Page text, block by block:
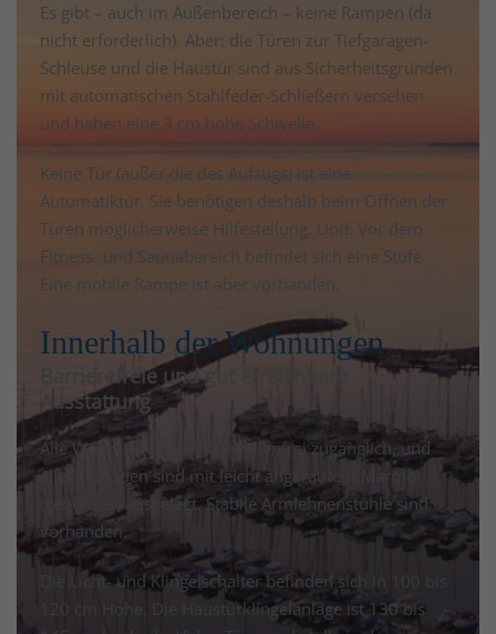
Es gibt – auch im Außenbereich – keine Rampen (da
nicht erforderlich). Aber: die Türen zur Tiefgaragen-
Schleuse und die Haustür sind aus Sicherheitsgründen
mit automatischen Stahlfeder-Schließern versehen
und haben eine 3 cm hohe Schwelle.
Keine Tür (außer die des Aufzugs) ist eine
Automatiktür. Sie benötigen deshalb beim Öffnen der
Türen möglicherweise Hilfestellung. Und: Vor dem
Fitness- und Saunabereich befindet sich eine Stufe.
Eine mobile Rampe ist aber vorhanden.
Innerhalb der Wohnungen
Barrierefreie und gut erreichbare
Ausstattung
Alle Wohnungen sind schwellenfrei zugänglich, und
alle Fußböden sind mit leicht angerautem Marmor
(gebürstet) ausgelegt. Stabile Armlehnenstühle sind
vorhanden.
Die Licht- und Klingelschalter befinden sich in 100 bis
120 cm Höhe. Die Haustürklingelanlage ist 130 bis